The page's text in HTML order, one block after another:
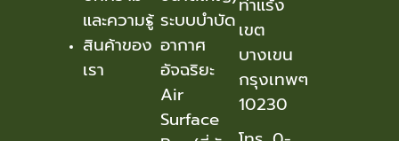
และความรู้
สินค้าของ
เรา
ระบบบำบัด
อากาศ
อัจฉริยะ
Air
Surface
ท่าแร้ง
เขต
บางเขน
กรุงเทพๆ
10230